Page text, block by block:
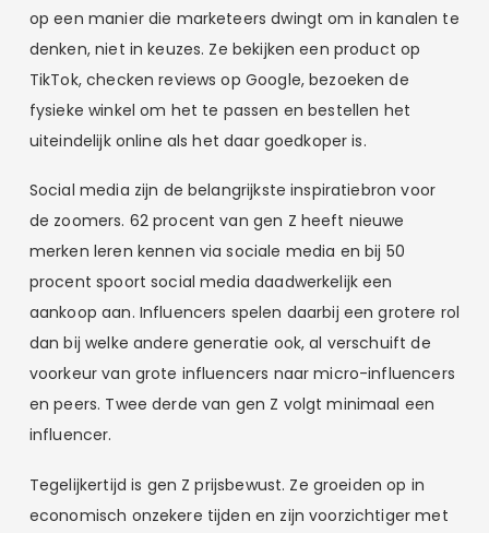
op een manier die marketeers dwingt om in kanalen te
denken, niet in keuzes. Ze bekijken een product op
TikTok, checken reviews op Google, bezoeken de
fysieke winkel om het te passen en bestellen het
uiteindelijk online als het daar goedkoper is.
Social media zijn de belangrijkste inspiratiebron voor
de zoomers. 62 procent van gen Z heeft nieuwe
merken leren kennen via sociale media en bij 50
procent spoort social media daadwerkelijk een
aankoop aan. Influencers spelen daarbij een grotere rol
dan bij welke andere generatie ook, al verschuift de
voorkeur van grote influencers naar micro-influencers
en peers. Twee derde van gen Z volgt minimaal een
influencer.
Tegelijkertijd is gen Z prijsbewust. Ze groeiden op in
economisch onzekere tijden en zijn voorzichtiger met